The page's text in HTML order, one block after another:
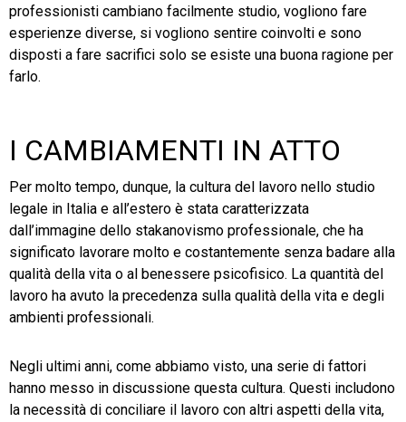
professionisti cambiano facilmente studio, vogliono fare
esperienze diverse, si vogliono sentire coinvolti e sono
disposti a fare sacrifici solo se esiste una buona ragione per
farlo.
I CAMBIAMENTI IN ATTO
Per molto tempo, dunque, la cultura del lavoro nello studio
legale in Italia e all’estero è stata caratterizzata
dall’immagine dello stakanovismo professionale, che ha
significato lavorare molto e costantemente senza badare alla
qualità della vita o al benessere psicofisico. La quantità del
lavoro ha avuto la precedenza sulla qualità della vita e degli
ambienti professionali.
Negli ultimi anni, come abbiamo visto, una serie di fattori
hanno messo in discussione questa cultura. Questi includono
la necessità di conciliare il lavoro con altri aspetti della vita,